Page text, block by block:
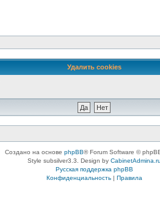
Удалить cookies
Создано на основе phpBB® Forum Software ©
Style subsilver3.3. Design by CabinetAdmina.ru
Русская поддержка phpBB
Конфиденциальность| Правила